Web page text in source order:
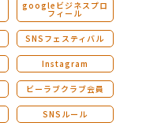
googleビジネスプロ
フィール
SNSフェスティバル
Instagram
ビーラブクラブ会員
SNSルール